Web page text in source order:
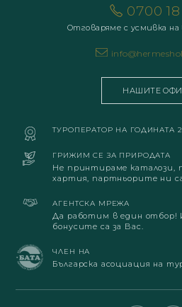
0700
Отговаряме с усмивка на
НАШИТЕ
ТУРОПЕРАТОР НА ГОДИНАТА
ГРИЖИМ СЕ ЗА ПРИРОДАТА
Не принтираме каталози,
хартия, партньорите ни
АГЕНТСКА МРЕЖА
Да работим в един отбор!
бонусите са за Вас.
ЧЛЕН НА
Българска асоциация на